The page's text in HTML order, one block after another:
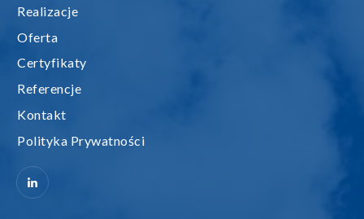
Realizacje
Oferta
Certyfikaty
Referencje
Kontakt
Polityka Prywatności